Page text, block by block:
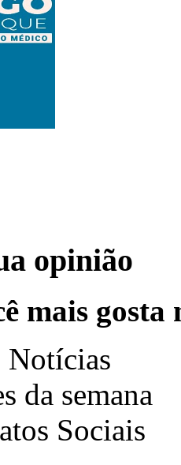
opinião
mais
Notícias
da semana
Sociais